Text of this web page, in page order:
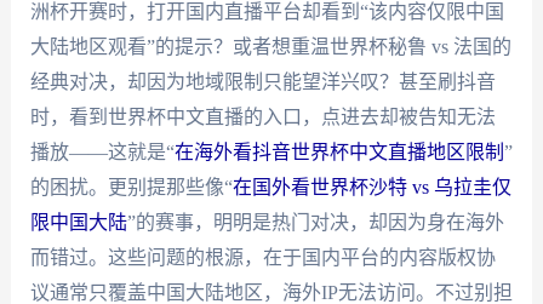
洲杯开赛时，打开国内直播平台却看到“该内容仅限中国
大陆地区观看”的提示？或者想重温世界杯秘鲁 vs 法国的
经典对决，却因为地域限制只能望洋兴叹？甚至刷抖音
时，看到世界杯中文直播的入口，点进去却被告知无法
播放——这就是“在海外看抖音世界杯中文直播地区限制 ”
的困扰。更别提那些像“在国外看世界杯沙特 vs 乌拉圭仅
限中国大陆”的赛事，明明是热门对决，却因为身在海外
而错过。这些问题的根源，在于国内平台的内容版权协
议通常只覆盖中国大陆地区，海外IP无法访问。不过别担